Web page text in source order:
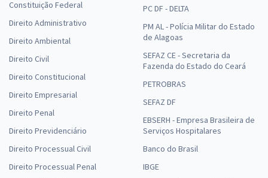
Constituição Federal
Direito Administrativo
Direito Ambiental
Direito Civil
Direito Constitucional
Direito Empresarial
Direito Penal
Direito Previdenciário
Direito Processual Civil
Direito Processual Penal
PC DF - DELTA
PM AL - Polícia Militar do Estado
de Alagoas
SEFAZ CE - Secretaria da
Fazenda do Estado do Ceará
PETROBRAS
SEFAZ DF
EBSERH - Empresa Brasileira de
Serviços Hospitalares
Banco do Brasil
IBGE